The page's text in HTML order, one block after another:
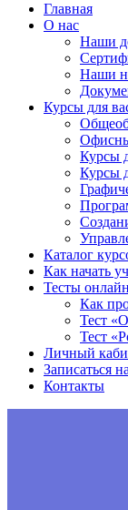
Главная
О нас
Наши
Наши
Курсы для
Курсы
Курсы
Каталог
Как начать
Тесты онлайн
Как
Тест
Тест
Личный
Записаться
Контакты